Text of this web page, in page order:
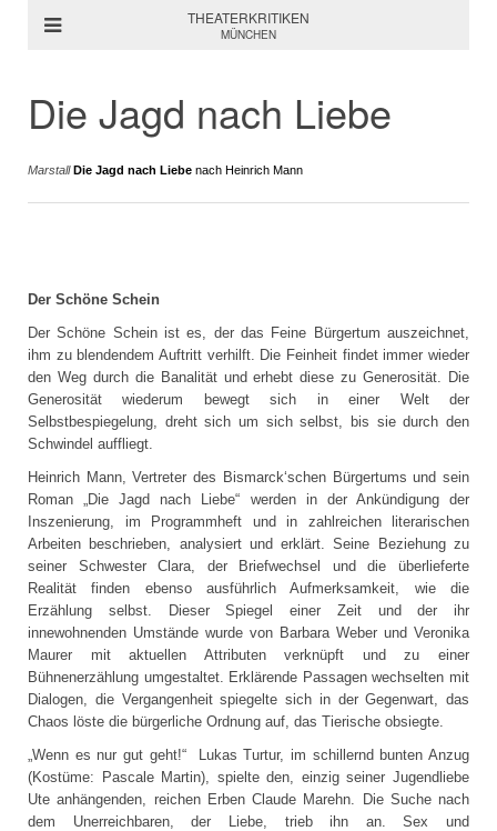
THEATERKRITIKEN
MÜNCHEN
Die Jagd nach Liebe
Marstall Die Jagd nach Liebe nach Heinrich Mann
Der Schöne Schein
Der Schöne Schein ist es, der das Feine Bürgertum auszeichnet,
ihm zu blendendem Auftritt verhilft. Die Feinheit findet immer wieder
den Weg durch die Banalität und erhebt diese zu Generosität. Die
Generosität wiederum bewegt sich in einer Welt der
Selbstbespiegelung, dreht sich um sich selbst, bis sie durch den
Schwindel auffliegt.
Heinrich Mann, Vertreter des Bismarck‘schen Bürgertums und sein
Roman „Die Jagd nach Liebe“ werden in der Ankündigung der
Inszenierung, im Programmheft und in zahlreichen literarischen
Arbeiten beschrieben, analysiert und erklärt. Seine Beziehung zu
seiner Schwester Clara, der Briefwechsel und die überlieferte
Realität finden ebenso ausführlich Aufmerksamkeit, wie die
Erzählung selbst. Dieser Spiegel einer Zeit und der ihr
innewohnenden Umstände wurde von Barbara Weber und Veronika
Maurer mit aktuellen Attributen verknüpft und zu einer
Bühnenerzählung umgestaltet. Erklärende Passagen wechselten mit
Dialogen, die Vergangenheit spiegelte sich in der Gegenwart, das
Chaos löste die bürgerliche Ordnung auf, das Tierische obsiegte.
„Wenn es nur gut geht!“ Lukas Turtur, im schillernd bunten Anzug
(Kostüme: Pascale Martin), spielte den, einzig seiner Jugendliebe
Ute anhängenden, reichen Erben Claude Marehn. Die Suche nach
dem Unerreichbaren, der Liebe, trieb ihn an. Sex und